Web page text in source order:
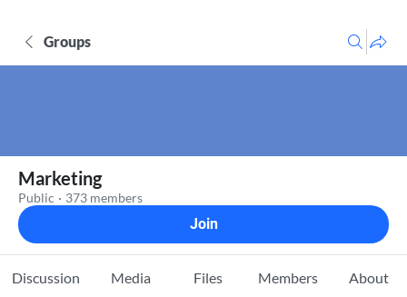
Groups
Marketing
Public · 373 members
Join
Discussion Media Files Members About